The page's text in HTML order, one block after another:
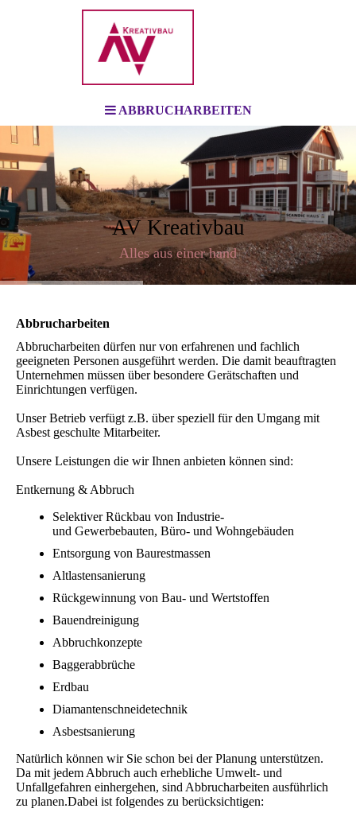
ABBRUCHARBEITEN
AV Kreativbau
Alles aus einer hand
Abbrucharbeiten
Abbrucharbeiten dürfen nur von erfahrenen und fachlich
geeigneten Personen ausgeführt werden. Die damit beauftragten
Unternehmen müssen über besondere Gerätschaften und
Einrichtungen verfügen.
Unser Betrieb verfügt z.B. über speziell für den Umgang mit
Asbest geschulte Mitarbeiter.
Unsere Leistungen die wir Ihnen anbieten können sind:
Entkernung & Abbruch
Selektiver Rückbau von Industrie-
und Gewerbebauten, Büro- und Wohngebäuden
Entsorgung von Baurestmassen
Altlastensanierung
Rückgewinnung von Bau- und Wertstoffen
Bauendreinigung
Abbruchkonzepte
Baggerabbrüche
Erdbau
Diamantenschneidetechnik
Asbestsanierung
Natürlich können wir Sie schon bei der Planung unterstützen.
Da mit jedem Abbruch auch erhebliche Umwelt- und
Unfallgefahren einhergehen, sind Abbrucharbeiten ausführlich
zu planen.Dabei ist folgendes zu berücksichtigen: